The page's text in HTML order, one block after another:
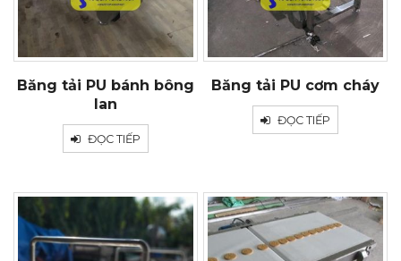
Băng tải PU bánh bông
lan
ĐỌC TIẾP
Băng tải PU cơm cháy
ĐỌC TIẾP